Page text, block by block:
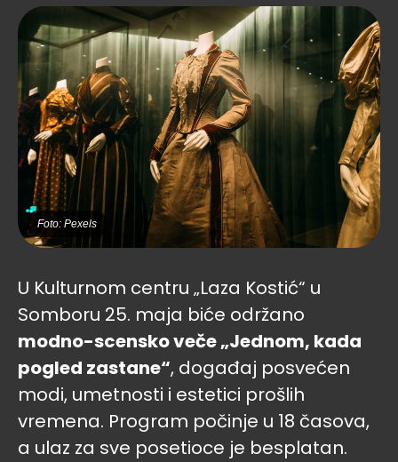
Foto: Pexels
U Kulturnom centru „Laza Kostić“ u
Somboru 25. maja biće održano
modno-scensko veče „Jednom, kada
pogled zastane“, događaj posvećen
modi, umetnosti i estetici prošlih
vremena. Program počinje u 18 časova,
a ulaz za sve posetioce je besplatan.